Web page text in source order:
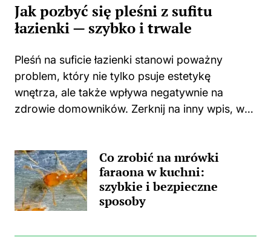
Jak pozbyć się pleśni z sufitu
łazienki — szybko i trwale
Pleśń na suficie łazienki stanowi poważny
problem, który nie tylko psuje estetykę
wnętrza, ale także wpływa negatywnie na
zdrowie domowników. Zerknij na inny wpis, w
nieprzyjemna towarzyszka? Główną
przyczyną...
Co zrobić na mrówki
faraona w kuchni:
szybkie i bezpieczne
sposoby